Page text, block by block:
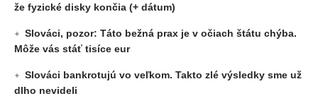
že fyzické disky končia (+ dátum)
Slováci, pozor: Táto bežná prax je v očiach štátu chýba.
Môže vás stáť tisíce eur
Slováci bankrotujú vo veľkom. Takto zlé výsledky sme už
dlho nevideli